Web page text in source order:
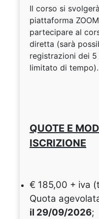
Il corso si
piattaforma
partecipare al
diretta (sarà
registrazioni dei
limitato di tempo).
QUOTE E
ISCRIZIONE
€ 185,00 + iva
Quota
il 29/09/2026;